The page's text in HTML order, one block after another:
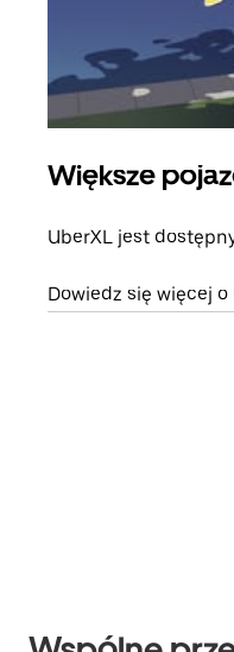
Większe
UberXL jest
Dowiedz się więcej o